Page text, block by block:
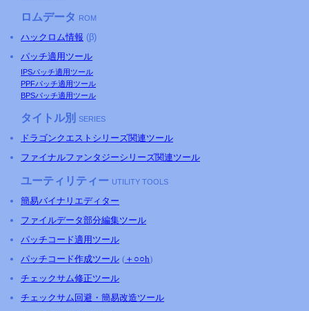
ロムデータ ROM
ハックロム情報 (β)
パッチ適用ツール
IPSパッチ適用ツール
PPFパッチ適用ツール
BPSパッチ適用ツール
タイトル別 SERIES
ドラゴンクエストシリーズ関連ツール
ファイナルファンタジーシリーズ関連ツール
ユーティリティー UTILITY TOOLS
簡易バイナリエディター
ファイルデータ部分編集ツール
パッチコード適用ツール
パッチコード作成ツール ( ＋○○h)
チェックサム修正ツール
チェックサム回避・簡易改造ツール